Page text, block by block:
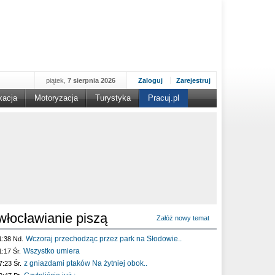
Zaloguj Zarejestruj
piątek, 7 sierpnia 2026
Motoryzacja Turystyka Pracuj.pl
piszą Załóż nowy temat
Nd. Wczoraj przechodząc przez park na Słodowie..
Śr. Wszystko umiera
Śr. z gniazdami ptaków Na żytniej obok..